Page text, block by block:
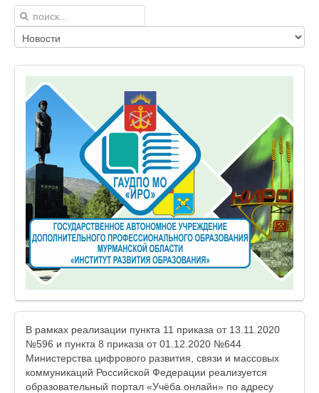
В рамках реализации пункта 11 приказа от 13.11.2020
№596 и пункта 8 приказа от 01.12.2020 №644
Министерства цифрового развития, связи и массовых
коммуникаций Российской Федерации реализуется
образовательный портал «Учёба.онлайн» по адресу